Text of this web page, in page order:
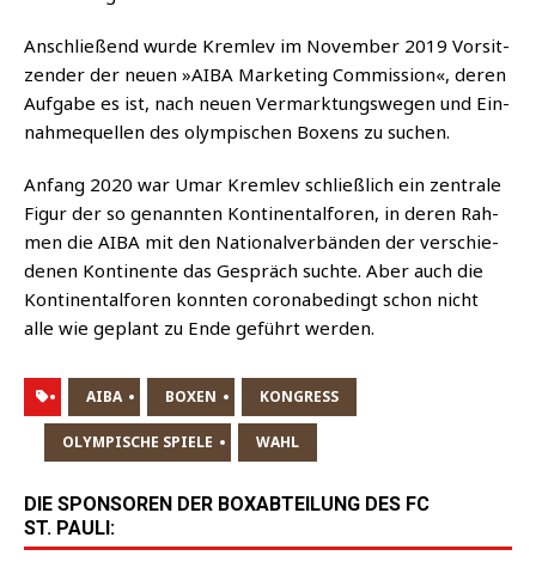
Anschlie­ßend wur­de Kreml­ev im Novem­ber 2019 Vor­sit­
zen­der der neu­en »AIBA Mar­ke­ting Com­mis­si­on«, deren
Auf­ga­be es ist, nach neu­en Ver­mark­tungs­we­gen und Ein­
nah­me­quel­len des olym­pi­schen Boxens zu suchen.
Anfang 2020 war Umar Kreml­ev schließ­lich ein zen­tra­le
Figur der so genann­ten Kon­ti­nen­tal­fo­ren, in deren Rah­
men die AIBA mit den Natio­nal­ver­bän­den der ver­schie­
de­nen Kon­ti­nen­te das Gespräch such­te. Aber auch die
Kon­ti­nen­tal­fo­ren konn­ten coro­nabe­dingt schon nicht
alle wie geplant zu Ende geführt werden.
AIBA BOXEN KONGRESS
OLYMPISCHE SPIELE WAHL
DIE SPONSOREN DER BOXABTEILUNG DES FC
ST. PAULI: